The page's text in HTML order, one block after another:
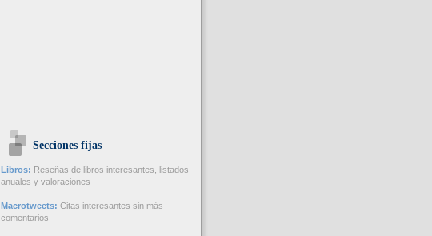
Secciones fijas
Libros: Reseñas de libros interesantes, listados
anuales y valoraciones
Macrotweets: Citas interesantes sin más
comentarios